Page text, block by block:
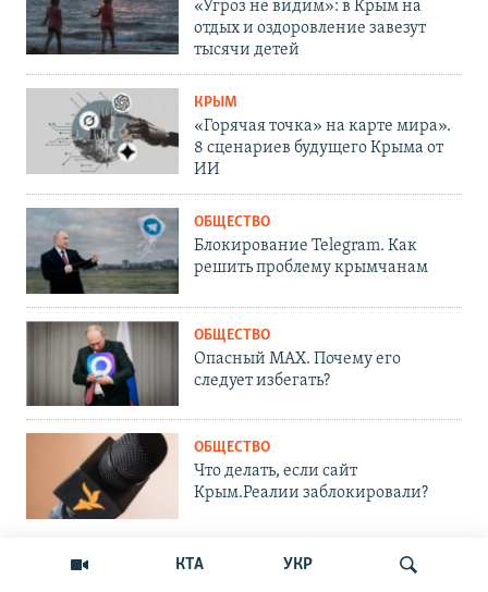
КТА УКР
«Угроз не видим»: в Крым на
отдых и оздоровление завезут
тысячи детей
КРЫМ
«Горячая точка» на карте мира».
8 сценариев будущего Крыма от
ИИ
ОБЩЕСТВО
Блокирование Telegram. Как
решить проблему крымчанам
ОБЩЕСТВО
Опасный MAX. Почему его
следует избегать?
ОБЩЕСТВО
Что делать, если сайт
Крым.Реалии заблокировали?